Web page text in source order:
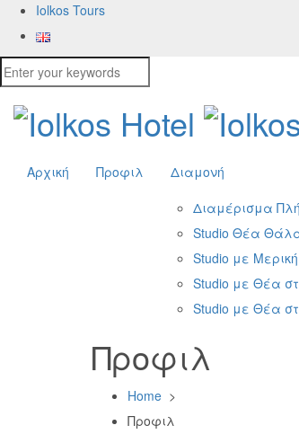
Iolkos Tours
Αρχική Προφιλ
Διαμονή
Διαμέρισμα
Studio Θέα
Studio με
Studio με Θέα
Studio με Θέα
Προφιλ
Home >
Προφιλ